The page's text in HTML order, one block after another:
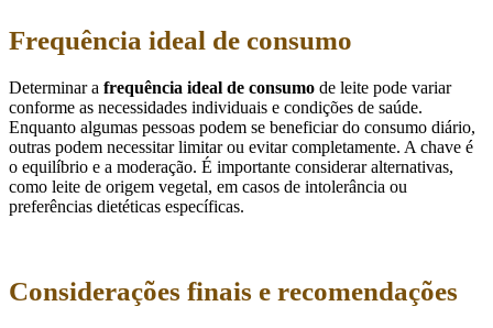
Frequência ideal de consumo
Determinar a frequência ideal de consumo de leite pode variar
conforme as necessidades individuais e condições de saúde.
Enquanto algumas pessoas podem se beneficiar do consumo diário,
outras podem necessitar limitar ou evitar completamente. A chave é
o equilíbrio e a moderação. É importante considerar alternativas,
como leite de origem vegetal, em casos de intolerância ou
preferências dietéticas específicas.
Considerações finais e recomendações